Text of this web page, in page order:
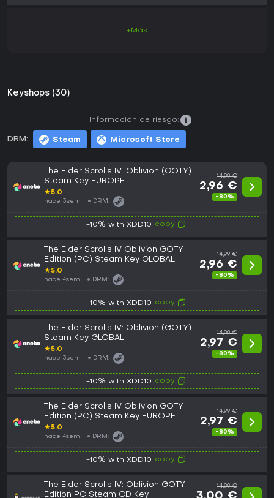
+Más
Keyshops (30)
DRM: Steam Microsoft Store
Información de riesgo:
The Elder Scrolls IV: Oblivion (GOTY)
Steam Key EUROPE
★5.0
hace 3sem DRM:
14,99 €
2,96 €
-80%
-10% with XDD10 copy
The Elder Scrolls IV Oblivion GOTY
Edition (PC) Steam Key GLOBAL
★5.0
hace 4sem DRM:
14,99 €
2,96 €
-80%
-10% with XDD10 copy
The Elder Scrolls IV: Oblivion (GOTY)
Steam Key GLOBAL
★5.0
hace 3sem DRM:
14,99 €
2,97 €
-80%
-10% with XDD10 copy
The Elder Scrolls IV Oblivion GOTY
Edition (PC) Steam Key EUROPE
★5.0
hace 4sem DRM:
14,99 €
2,97 €
-80%
-10% with XDD10 copy
The Elder Scrolls IV: Oblivion GOTY
Edition PC Steam CD Key
14,99 €